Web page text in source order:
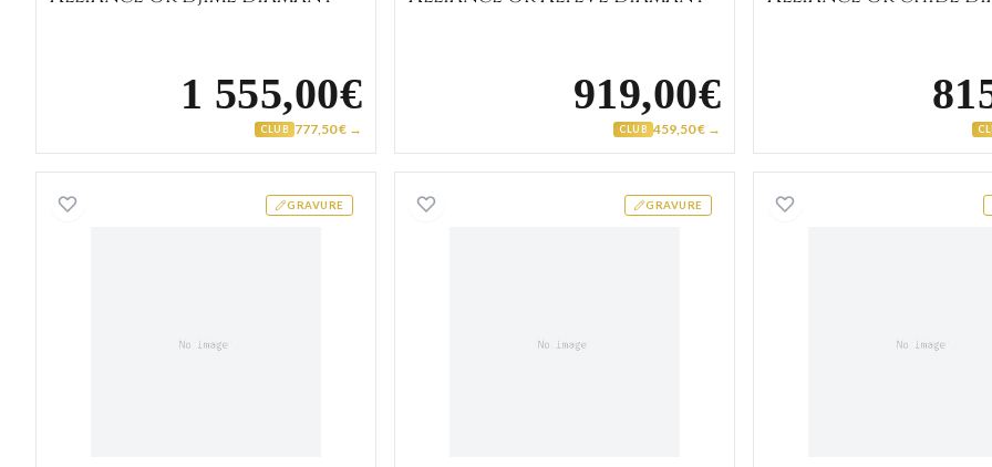
1 555,00€
CLUB 777,50 € →
919,00€
CLUB 459,50 € →
GRAVURE
Alliance Or Debonnaire Diamant GRAVURE
Alliance Or Bourbier Diamant